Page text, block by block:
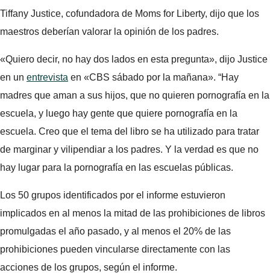
Tiffany Justice, cofundadora de Moms for Liberty, dijo que los
maestros deberían valorar la opinión de los padres.
«Quiero decir, no hay dos lados en esta pregunta», dijo Justice
en un entrevista en «CBS sábado por la mañana». “Hay
madres que aman a sus hijos, que no quieren pornografía en la
escuela, y luego hay gente que quiere pornografía en la
escuela. Creo que el tema del libro se ha utilizado para tratar
de marginar y vilipendiar a los padres. Y la verdad es que no
hay lugar para la pornografía en las escuelas públicas.
Los 50 grupos identificados por el informe estuvieron
implicados en al menos la mitad de las prohibiciones de libros
promulgadas el año pasado, y al menos el 20% de las
prohibiciones pueden vincularse directamente con las
acciones de los grupos, según el informe.